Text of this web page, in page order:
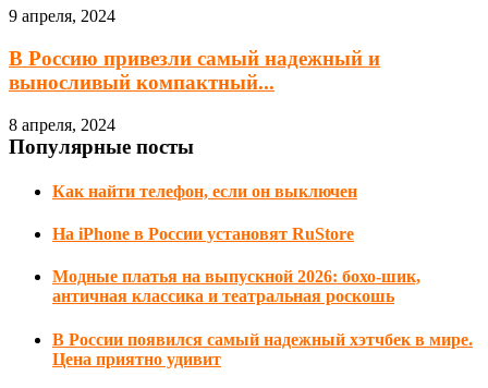
9 апреля, 2024
В Россию привезли самый надежный и
выносливый компактный...
8 апреля, 2024
Популярные посты
Как найти телефон, если он выключен
На iPhone в России установят RuStore
Модные платья на выпускной 2026: бохо-шик,
античная классика и театральная роскошь
В России появился самый надежный хэтчбек в мире.
Цена приятно удивит